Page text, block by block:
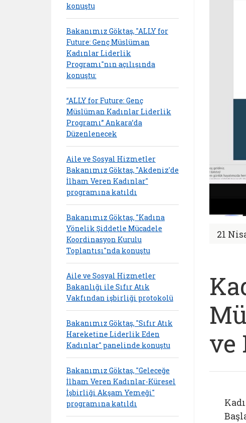
21
ve
konuştu
Bakanımız Göktaş, "ALLY for
Future: Genç Müslüman
Kadınlar Liderlik
Programı"nın açılışında
konuştu:
“ALLY for Future: Genç
Müslüman Kadınlar Liderlik
Programı” Ankara’da
Düzenlenecek
Aile ve Sosyal Hizmetler
Bakanımız Göktaş, "Akdeniz'de
İlham Veren Kadınlar"
programına katıldı
Bakanımız Göktaş, "Kadına
Yönelik Şiddetle Mücadele
Koordinasyon Kurulu
Toplantısı"nda konuştu
Aile ve Sosyal Hizmetler
Bakanlığı ile Sıfır Atık
Vakfından işbirliği protokolü
Bakanımız Göktaş, "Sıfır Atık
Hareketine Liderlik Eden
Kadınlar" panelinde konuştu
Bakanımız Göktaş, "Geleceğe
İlham Veren Kadınlar-Küresel
İşbirliği Akşam Yemeği"
programına katıldı